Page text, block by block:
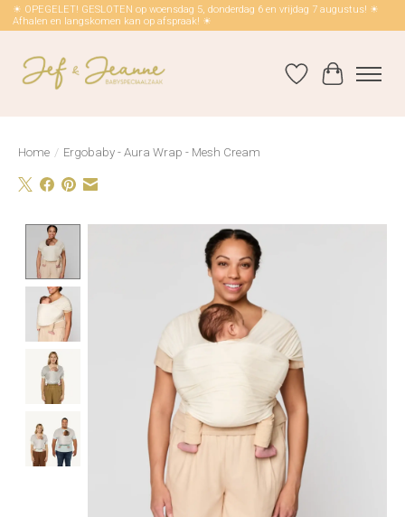
☀ OPEGELET! GESLOTEN op woensdag 5, donderdag 6 en vrijdag 7 augustus! ☀
Afhalen en langskomen kan op afspraak! ☀
Verlanglijst
Home / Ergobaby - Aura Wrap - Mesh Cream
Product image slideshow Items